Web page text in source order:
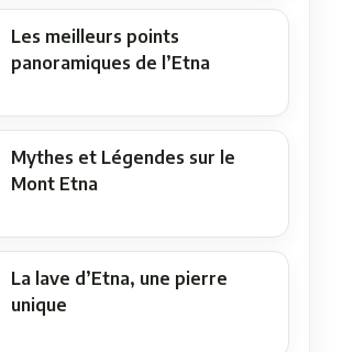
Les meilleurs points
panoramiques de l’Etna
Mythes et Légendes sur le
Mont Etna
La lave d’Etna, une pierre
unique